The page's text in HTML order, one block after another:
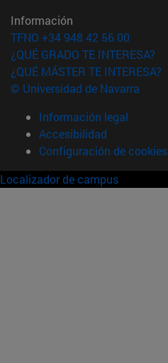
Información
TFNO +34 948 42 56 00
¿QUÉ GRADO TE INTERESA?
¿QUÉ MÁSTER TE INTERESA?
© Universidad de Navarra
Información legal
Accesibilidad
Configuración de cookies
Localizador de campus